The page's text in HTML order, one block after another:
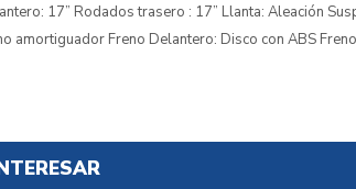
17” Rodados trasero : 17” Llanta: Aleación
amortiguador Freno Delantero: Disco con ABS